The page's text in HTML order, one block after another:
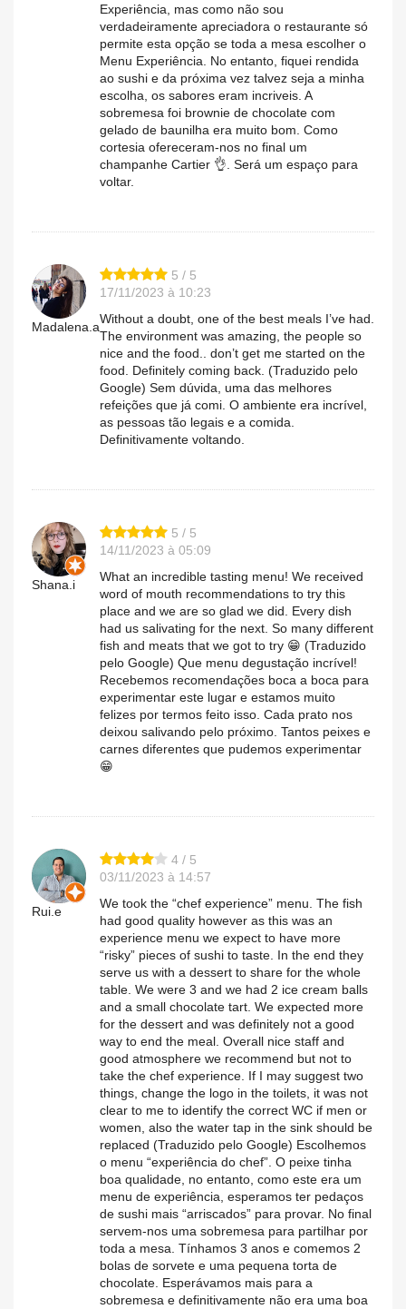
Experiência, mas como não sou
verdadeiramente apreciadora o restaurante só
permite esta opção se toda a mesa escolher o
Menu Experiência. No entanto, fiquei rendida
ao sushi e da próxima vez talvez seja a minha
escolha, os sabores eram incriveis. A
sobremesa foi brownie de chocolate com
gelado de baunilha era muito bom. Como
cortesia ofereceram-nos no final um
champanhe Cartier 👌. Será um espaço para
voltar.
Madalena.a
5 / 5
17/11/2023 à 10:23
Without a doubt, one of the best meals I’ve had.
The environment was amazing, the people so
nice and the food.. don’t get me started on the
food. Definitely coming back. (Traduzido pelo
Google) Sem dúvida, uma das melhores
refeições que já comi. O ambiente era incrível,
as pessoas tão legais e a comida.
Definitivamente voltando.
Shana.i
5 / 5
14/11/2023 à 05:09
What an incredible tasting menu! We received
word of mouth recommendations to try this
place and we are so glad we did. Every dish
had us salivating for the next. So many different
fish and meats that we got to try 😁 (Traduzido
pelo Google) Que menu degustação incrível!
Recebemos recomendações boca a boca para
experimentar este lugar e estamos muito
felizes por termos feito isso. Cada prato nos
deixou salivando pelo próximo. Tantos peixes e
carnes diferentes que pudemos experimentar
😁
Rui.e
4 / 5
03/11/2023 à 14:57
We took the “chef experience” menu. The fish
had good quality however as this was an
experience menu we expect to have more
“risky” pieces of sushi to taste. In the end they
serve us with a dessert to share for the whole
table. We were 3 and we had 2 ice cream balls
and a small chocolate tart. We expected more
for the dessert and was definitely not a good
way to end the meal. Overall nice staff and
good atmosphere we recommend but not to
take the chef experience. If I may suggest two
things, change the logo in the toilets, it was not
clear to me to identify the correct WC if men or
women, also the water tap in the sink should be
replaced (Traduzido pelo Google) Escolhemos
o menu “experiência do chef”. O peixe tinha
boa qualidade, no entanto, como este era um
menu de experiência, esperamos ter pedaços
de sushi mais “arriscados” para provar. No final
servem-nos uma sobremesa para partilhar por
toda a mesa. Tínhamos 3 anos e comemos 2
bolas de sorvete e uma pequena torta de
chocolate. Esperávamos mais para a
sobremesa e definitivamente não era uma boa